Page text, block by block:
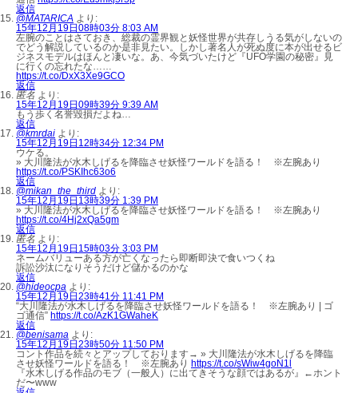
返信
@MATARICA より:
15年12月19日08時03分 8:03 AM
左腕のことはさておき、総裁の霊界観と妖怪世界が共存しうる気がしないの
でどう解説しているのか是非見たい。しかし著名人が死ぬ度に本が出せるビ
ジネスモデルはほんと凄いな。あ、今気づいたけど『UFO学園の秘密』見
に行くの忘れたな……
https://t.co/DxX3Xe9GCO
返信
匿名 より:
15年12月19日09時39分 9:39 AM
もう歩く名誉毀損だよね…
返信
@kmrdai より:
15年12月19日12時34分 12:34 PM
ウケる。
» 大川隆法が水木しげるを降臨させ妖怪ワールドを語る！ ※左腕あり
https://t.co/PSKIhc63o6
返信
@mikan_the_third より:
15年12月19日13時39分 1:39 PM
» 大川隆法が水木しげるを降臨させ妖怪ワールドを語る！ ※左腕あり
https://t.co/4Hj2xQa5gm
返信
匿名 より:
15年12月19日15時03分 3:03 PM
ネームバリューある方が亡くなったら即断即決で食いつくね
訴訟沙汰になりそうだけど儲かるのかな
返信
@hideocpa より:
15年12月19日23時41分 11:41 PM
“大川隆法が水木しげるを降臨させ妖怪ワールドを語る！ ※左腕あり | ゴ
ゴ通信” https://t.co/AzK1GWaheK
返信
@benisama より:
15年12月19日23時50分 11:50 PM
コント作品を続々とアップしております→ » 大川隆法が水木しげるを降臨
させ妖怪ワールドを語る！ ※左腕あり https://t.co/sWiw4goN1l
『水木しげる作品のモブ（一般人）に出てきそうな顔ではあるが』←ホント
だ〜www